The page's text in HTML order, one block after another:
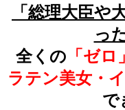
「総理大臣や
っ
全くの 「ゼロ」
ラテン美女・
で